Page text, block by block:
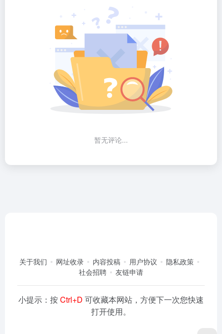
暂无评论...
关于我们 网址收录 内容投稿 用户协议
隐私政策
社会招聘
友链申请
小提示：按Ctrl+D 可收藏本网站，方便下一次您快速
打开使用。